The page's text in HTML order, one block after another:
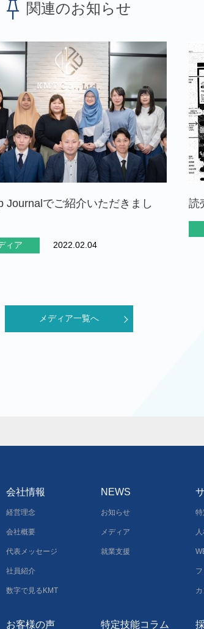
関連のお知らせ
Journalでご紹介いただきまし
ィア 2022.02.04
読
メディア一覧へ
会社情報
経営理念
会社概要
代表メッセージ
社員紹介
数字で見るKMT
NEWS
お知らせ
メディア
就業支援
特
お客様の声 特定技能コラム